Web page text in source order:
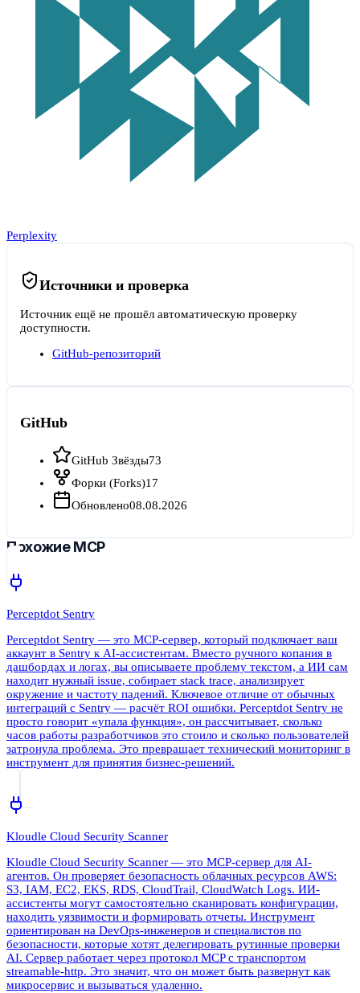
Perplexity
Источники и проверка
Источник ещё не прошёл автоматическую проверку
доступности.
GitHub-репозиторий
GitHub
GitHub Звёзды73
Форки (Forks)17
Обновлено08.08.2026
Похожие MCP
Perceptdot Sentry
Perceptdot Sentry — это MCP-сервер, который подключает ваш
аккаунт в Sentry к AI-ассистентам. Вместо ручного копания в
дашбордах и логах, вы описываете проблему текстом, а ИИ сам
находит нужный issue, собирает stack trace, анализирует
окружение и частоту падений. Ключевое отличие от обычных
интеграций с Sentry — расчёт ROI ошибки. Perceptdot Sentry не
просто говорит «упала функция», он рассчитывает, сколько
часов работы разработчиков это стоило и сколько пользователей
затронула проблема. Это превращает технический мониторинг в
инструмент для принятия бизнес-решений.
Kloudle Cloud Security Scanner
Kloudle Cloud Security Scanner — это MCP-сервер для AI-
агентов. Он проверяет безопасность облачных ресурсов AWS:
S3, IAM, EC2, EKS, RDS, CloudTrail, CloudWatch Logs. ИИ-
ассистенты могут самостоятельно сканировать конфигурации,
находить уязвимости и формировать отчеты. Инструмент
ориентирован на DevOps-инженеров и специалистов по
безопасности, которые хотят делегировать рутинные проверки
AI. Сервер работает через протокол MCP с транспортом
streamable-http. Это значит, что он может быть развернут как
микросервис и вызываться удаленно.